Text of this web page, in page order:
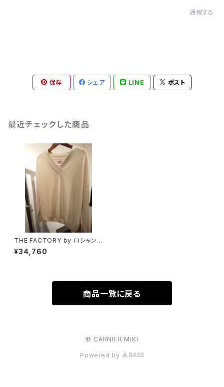
通報する
保存 シェア LINE ポスト
最近チェックした商品
THE FACTORY by ロシャンシ
ルバ カシミア１００％
¥34,760
商品一覧に戻る
© CARNIER MIKI
Powered by